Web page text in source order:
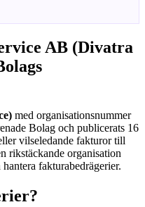
AB (Divatra
med organisationsnummer
Bolag och publicerats 16
vilseledande fakturor till
rikstäckande organisation
fakturabedrägerier.